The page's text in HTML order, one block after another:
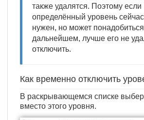
также удалятся. Поэтому если
определённый уровень
нужен, но может
дальнейшем, лучше его не
отключить.
Как временно отключить
В раскрывающемся списке
вместо этого уровня.